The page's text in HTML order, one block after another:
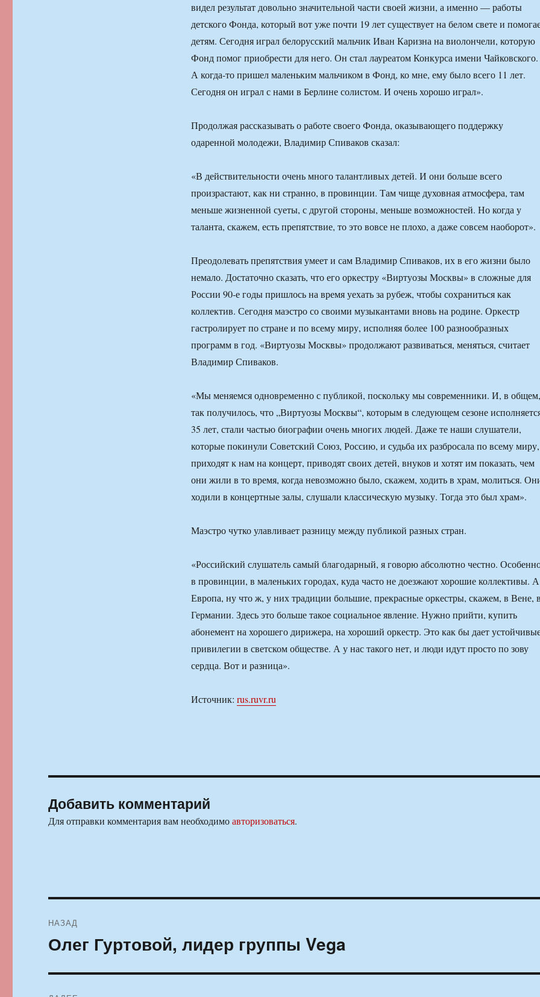
видел результат довольно значительной части своей жизни, а именно — работы
детского Фонда, который вот уже почти 19 лет существует на белом свете и
детям. Сегодня играл белорусский мальчик Иван Каризна на виолончели, которую
Фонд помог приобрести для него. Он стал лауреатом Конкурса имени Чайковского.
А когда-то пришел маленьким мальчиком в Фонд, ко мне, ему было всего 11 лет.
Сегодня он играл с нами в Берлине солистом. И очень хорошо играл».
Продолжая рассказывать о работе своего Фонда, оказывающего поддержку
одаренной молодежи, Владимир Спиваков сказал:
«В действительности очень много талантливых детей. И они больше всего
произрастают, как ни странно, в провинции. Там чище духовная атмосфера, там
меньше жизненной суеты, с другой стороны, меньше возможностей. Но когда у
таланта, скажем, есть препятствие, то это вовсе не плохо, а даже совсем наоборот».
Преодолевать препятствия умеет и сам Владимир Спиваков, их в его жизни было
немало. Достаточно сказать, что его оркестру «Виртуозы Москвы» в сложные для
России 90-е годы пришлось на время уехать за рубеж, чтобы сохраниться как
коллектив. Сегодня маэстро со своими музыкантами вновь на родине. Оркестр
гастролирует по стране и по всему миру, исполняя более 100 разнообразных
программ в год. «Виртуозы Москвы» продолжают развиваться, меняться, считает
Владимир Спиваков.
«Мы меняемся одновременно с публикой, поскольку мы современники. И, в общем,
так получилось, что „Виртуозы Москвы“, которым в следующем сезоне
35 лет, стали частью биографии очень многих людей. Даже те наши слушатели,
которые покинули Советский Союз, Россию, и судьба их разбросала по всему миру,
приходят к нам на концерт, приводят своих детей, внуков и хотят им показать, чем
они жили в то время, когда невозможно было, скажем, ходить в храм, молиться.
ходили в концертные залы, слушали классическую музыку. Тогда это был храм».
Маэстро чутко улавливает разницу между публикой разных стран.
«Российский слушатель самый благодарный, я говорю абсолютно честно.
в провинции, в маленьких городах, куда часто не доезжают хорошие коллективы. А
Европа, ну что ж, у них традиции большие, прекрасные оркестры, скажем, в Вене,
Германии. Здесь это больше такое социальное явление. Нужно прийти, купить
абонемент на хорошего дирижера, на хороший оркестр. Это как бы дает
привилегии в светском обществе. А у нас такого нет, и люди идут просто по зову
сердца. Вот и разница».
Источник: rus.ruvr.ru
Добавить комментарий
Для отправки комментария вам необходимоавторизоваться.
по
НАЗАД
Предыдущая
Олег Гуртовой, лидер группы Vega